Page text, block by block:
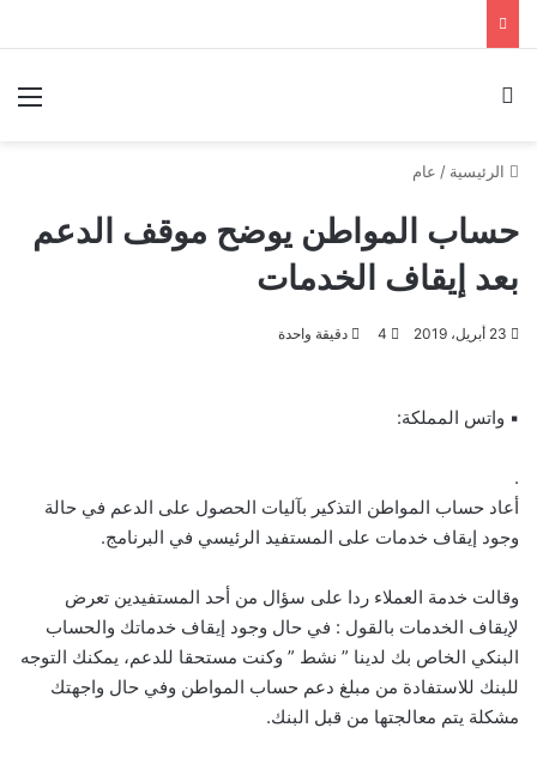
الرئيسية / عام
حساب المواطن يوضح موقف الدعم
بعد إيقاف الخدمات
23 أبريل، 2019 4 دقيقة واحدة
▪ واتس المملكة:
.
أعاد حساب المواطن التذكير بآليات الحصول على الدعم في حالة
وجود إيقاف خدمات على المستفيد الرئيسي في البرنامج.
وقالت خدمة العملاء ردا على سؤال من أحد المستفيدين تعرض
لإيقاف الخدمات بالقول : في حال وجود إيقاف خدماتك والحساب
البنكي الخاص بك لدينا ” نشط ” وكنت مستحقا للدعم، يمكنك التوجه
للبنك للاستفادة من مبلغ دعم حساب المواطن وفي حال واجهتك
مشكلة يتم معالجتها من قبل البنك.